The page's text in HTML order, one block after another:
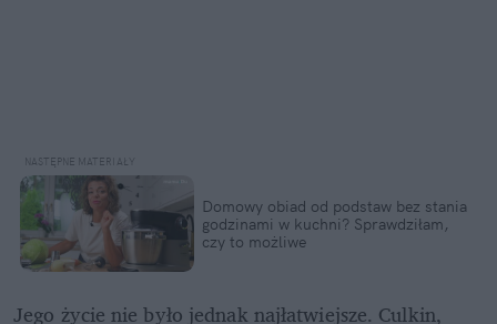
Domowy obiad od podstaw bez stania
godzinami w kuchni? Sprawdziłam,
czy to możliwe